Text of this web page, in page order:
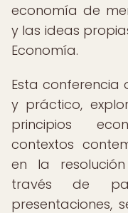
economía de
y las ideas
Economía.
Esta conferencia
y práctico,
principios
contextos
en la
través de
presentaciones,